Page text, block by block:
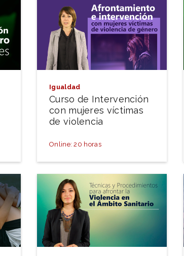
Igualdad
Curso de Intervención
con mujeres víctimas
de violencia
Online: 20 horas